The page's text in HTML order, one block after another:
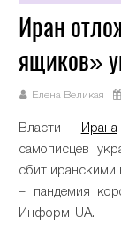
Иран
ящиков»
Елена Великая
Власти Ирана
самописцев
сбит иранскими
– пандемия
Информ-UA.